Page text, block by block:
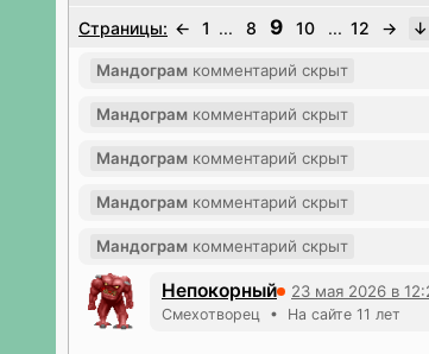
Страницы: ← 1 ... 8 9 10 ... 12 →
Мандограм комментарий скрыт
Мандограм комментарий скрыт
Мандограм комментарий скрыт
Мандограм комментарий скрыт
Мандограм комментарий скрыт
Непокорный
23 мая 2026 в
Смехотворец • На сайте 11 лет